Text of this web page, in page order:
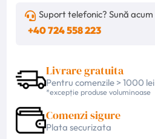
Suport telefonic? Sună acum
+40 724 558 223
Livrare gratuita
Pentru comenzile > 1000 lei
*excepție produse voluminoase
Comenzi sigure
Plata securizata